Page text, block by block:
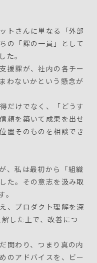
トさんに単なる「外部
の「課の一員」として
た。
援課が、社内の各チー
わないかという懸念が
だけでなく、「どうす
頼を築いて成果を出せ
置そのものを相談でき
、私は最初から「組織
た。その意志を汲み取
、プロダクト理解を深
した上で、改善につ
関わり、つまり真の内
のアドバイスを、ビー